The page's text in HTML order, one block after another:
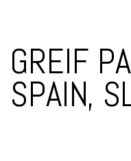
GREIF
SPAIN,